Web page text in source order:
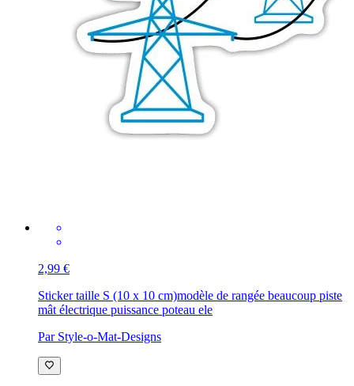
2,99 €
Sticker taille S (10 x 10 cm)modèle de rangée beaucoup piste
mât électrique puissance poteau ele
Par Style-o-Mat-Designs